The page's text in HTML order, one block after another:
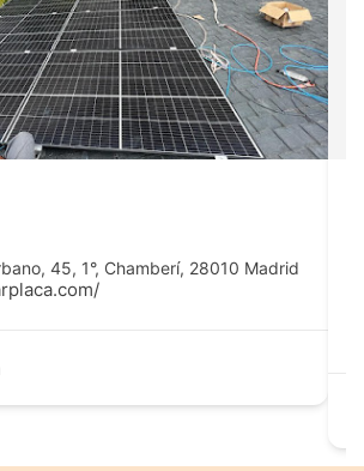
45, 1°, Chamberí, 28010 Madrid